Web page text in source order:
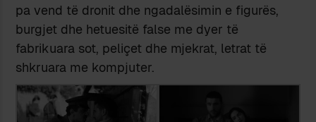
pa vend të dronit dhe ngadalësimin e figurës,
burgjet dhe hetuesitë false me dyer të
fabrikuara sot, peliçet dhe mjekrat, letrat të
shkruara me kompjuter.